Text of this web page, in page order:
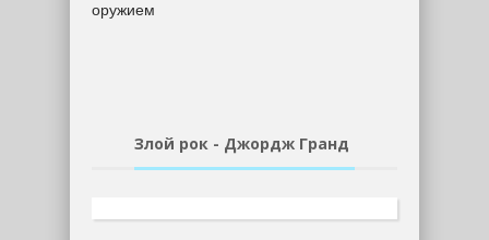
оружием
Злой рок - Джордж Гранд